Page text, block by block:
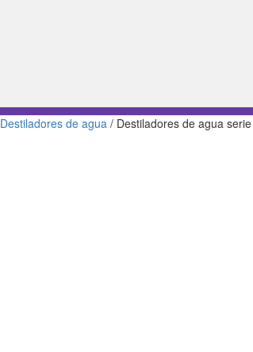
Destiladores de agua / Destiladores de agua